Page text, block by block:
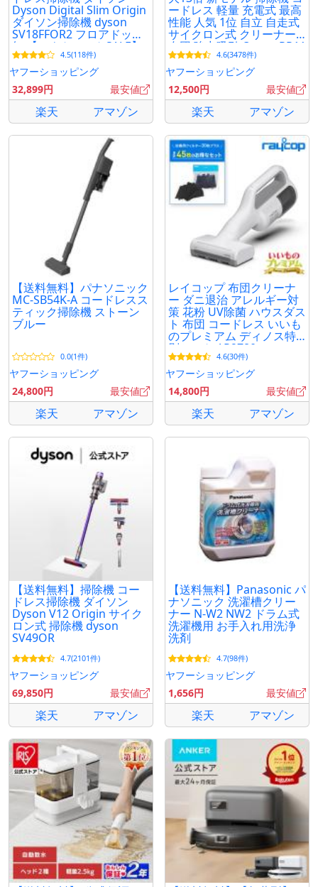
Dyson Digital Slim Origin
ダイソン掃除機 dyson
SV18FFOR2 フロアドック
無 【アウトレットSALE】
4.5(118件)
ヤフーショッピング
32,899円
最安値
楽天 アマゾン
ードレス 軽量 充電式 最高
性能 人気 1位 自立 自走式
サイクロン式 クリーナー
布団 強力吸引 Orage RR11
4.6(3478件)
ヤフーショッピング
12,500円
最安値
楽天 アマゾン
【送料無料】パナソニック
MC-SB54K-A コードレスス
ティック掃除機 ストーン
ブルー
0.0(1件)
ヤフーショッピング
24,800円
最安値
楽天 アマゾン
レイコップ 布団クリーナ
ー ダニ退治 アレルギー対
策 花粉 UV除菌 ハウスダス
ト 布団 コードレス いいも
のプレミアム ディノス特
別セット AR2780
4.6(30件)
ヤフーショッピング
14,800円
最安値
楽天 アマゾン
【送料無料】掃除機 コー
ドレス掃除機 ダイソン
Dyson V12 Origin サイク
ロン式 掃除機 dyson
SV49OR
4.7(2101件)
ヤフーショッピング
69,850円
最安値
楽天 アマゾン
【送料無料】Panasonic パ
ナソニック 洗濯槽クリー
ナー N-W2 NW2 ドラム式
洗濯機用 お手入れ用洗浄
洗剤
4.7(98件)
ヤフーショッピング
1,656円
最安値
楽天 アマゾン